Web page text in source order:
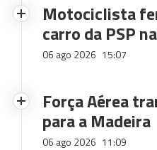
Motociclista
carro da PSP
06 ago 2026 15:07
Força Aérea
para a Madeira
06 ago 2026 11:09